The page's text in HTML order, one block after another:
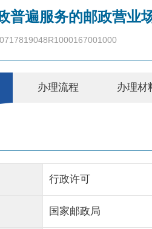
普遍服务的邮政营业
办理流程 办理材
行政许可
国家邮政局